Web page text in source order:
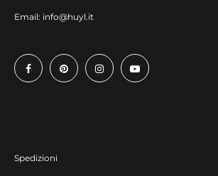
Email: info@huyl.it
Spedizioni